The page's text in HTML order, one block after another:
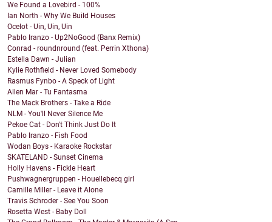
We Found a Lovebird - 100%
Ian North - Why We Build Houses
Ocelot - Uin, Uin, Uin
Pablo Iranzo - Up2NoGood (Banx Remix)
Conrad - roundnround (feat. Perrin Xthona)
Estella Dawn - Julian
Kylie Rothfield - Never Loved Somebody
Rasmus Fynbo - A Speck of Light
Allen Mar - Tu Fantasma
The Mack Brothers - Take a Ride
NLM - You'll Never Silence Me
Pekoe Cat - Don't Think Just Do It
Pablo Iranzo - Fish Food
Wodan Boys - Karaoke Rockstar
SKATELAND - Sunset Cinema
Holly Havens - Fickle Heart
Pushwagnergruppen - Houellebecq girl
Camille Miller - Leave it Alone
Travis Schroder - See You Soon
Rosetta West - Baby Doll